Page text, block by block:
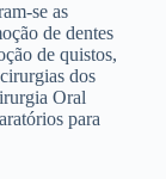
se as
de dentes
de quistos,
dos
Oral
para